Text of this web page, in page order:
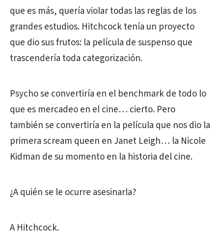
que es más, quería violar todas las reglas de los
grandes estudios. Hitchcock tenía un proyecto
que dio sus frutos: la película de suspenso que
trascendería toda categorización.
Psycho se convertiría en el benchmark de todo lo
que es mercadeo en el cine… cierto. Pero
también se convertiría en la película que nos dio la
primera scream queen en Janet Leigh… la Nicole
Kidman de su momento en la historia del cine.
¿A quién se le ocurre asesinarla?
A Hitchcock.